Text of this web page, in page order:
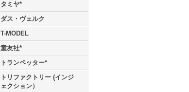
タミヤ*
ダス・ヴェルク
T-MODEL
童友社*
トランペッター*
トリファクトリー (インジ
ェクション）